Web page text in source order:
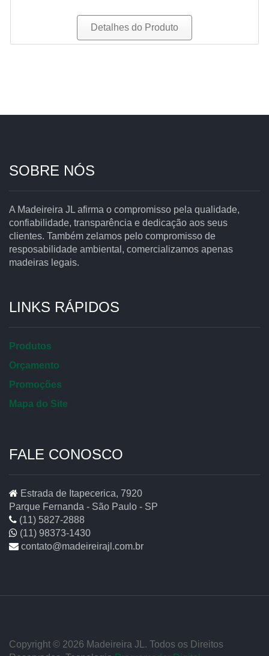
Detalhes do Produto
SOBRE NÓS
A Madeireira JL afirma o compromisso pela qualidade,
confiabilidade, transparência e dedicação aos seus
clientes. Também zelamos pelo compromisso de
resposabilidade ambiental, comercializamos apenas
madeiras legais.
LINKS RÁPIDOS
Produtos
Orçamento
Promoções
Mapa do Site
FALE CONOSCO
Estrada de Itapecerica, 7920
Parque Fernanda - São Paulo - SP
(11) 5827-2888
(11) 98373-1430
contato@madeireirajl.com.br
Copyright © 2026 Madeireira JL. Todos os Direitos